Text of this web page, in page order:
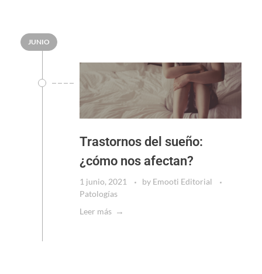
JUNIO
Trastornos del sueño:
¿cómo nos afectan?
1 junio, 2021 by Emooti Editorial
Patologías
Leer más